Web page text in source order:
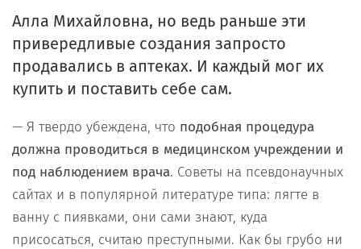
Алла Михайловна, но ведь раньше эти
привередливые создания запросто
продавались в аптеках. И каждый мог их
купить и поставить себе сам.
— Я твердо убеждена, что подобная процедура
должна проводиться в медицинском учреждении и
под наблюдением врача. Советы на псевдонаучных
сайтах и в популярной литературе типа: лягте в
ванну с пиявками, они сами знают, куда
присосаться, считаю преступными. Как бы грубо ни